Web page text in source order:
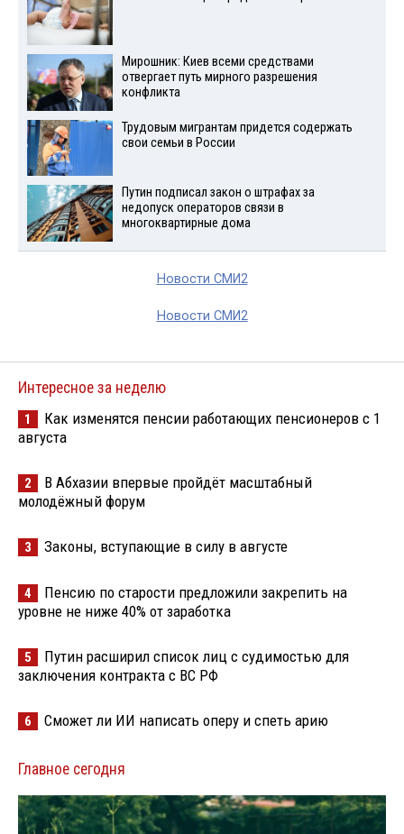
Мирошник: Киев всеми средствами
отвергает путь мирного разрешения
конфликта
Трудовым мигрантам придется содержать
свои семьи в России
Путин подписал закон о штрафах за
недопуск операторов связи в
многоквартирные дома
Новости СМИ2
Новости СМИ2
Интересное за неделю
1
Как изменятся пенсии работающих пенсионеров с 1
августа
2
В Абхазии впервые пройдёт масштабный
молодёжный форум
3 Законы, вступающие в силу в августе
4
Пенсию по старости предложили закрепить на
уровне не ниже 40% от заработка
5
Путин расширил список лиц с судимостью для
заключения контракта с ВС РФ
6 Сможет ли ИИ написать оперу и спеть арию
Главное сегодня